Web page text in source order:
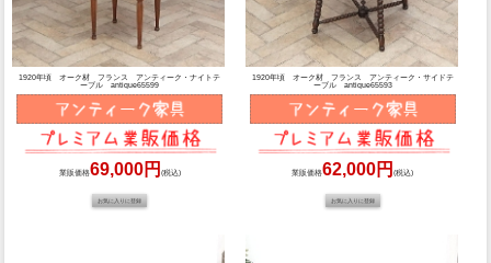
1920年頃 オーク材 フランス アンティーク・ナイトテ
ーブル antique65599
業販価格69,000円 (税込)
1920年頃 オーク材 フランス アンティーク・サイドテ
ーブル antique65593
業販価格62,000円(税込)